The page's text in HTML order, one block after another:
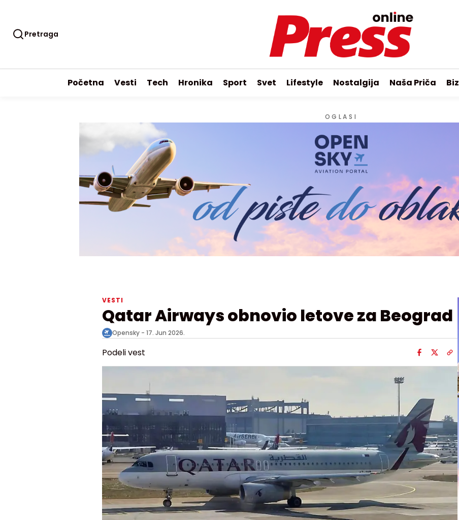
Pretraga
Početna Vesti Tech Hronika Sport Svet Lifestyle Nostalgija Naša Priča Biz
OGLASI
VESTI
Qatar Airways obnovio letove za Beograd
Opensky - 17. Jun 2026.
Podeli vest